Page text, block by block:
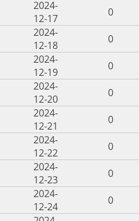
2024-
12-17
0
2024-
12-18
0
2024-
12-19
0
2024-
12-20
0
2024-
12-21
0
2024-
12-22
0
2024-
12-23
0
2024-
12-24
0